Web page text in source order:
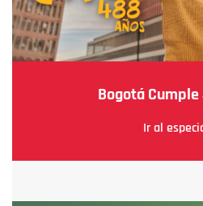
Bogotá
Ir al